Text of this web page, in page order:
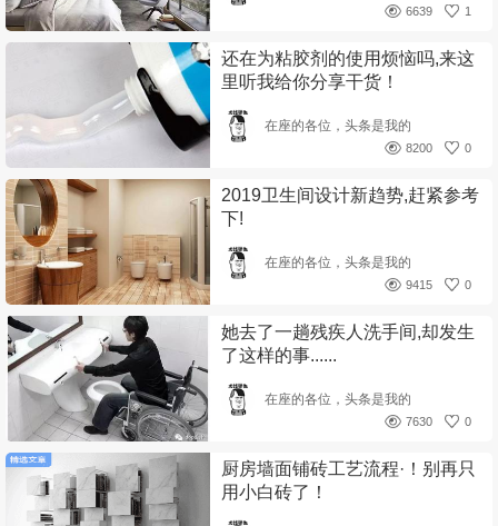
1
6639
还在为粘胶剂的使用烦恼吗,来这
里听我给你分享干货！
在座的各位，头条是我的
0
8200
2019卫生间设计新趋势,赶紧参考
下!
在座的各位，头条是我的
0
9415
她去了一趟残疾人洗手间,却发生
了这样的事......
在座的各位，头条是我的
0
7630
厨房墙面铺砖工艺流程·！别再只
用小白砖了！